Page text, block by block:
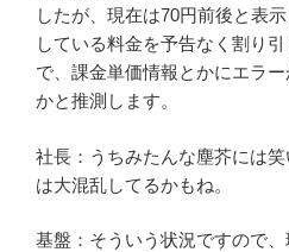
したが、現在は70円前後と表
している料金を予告なく割り
で、課金単価情報とかにエラ
かと推測します。
社長：うちみたんな塵芥には
は大混乱してるかもね。
基盤：そういう状況ですので